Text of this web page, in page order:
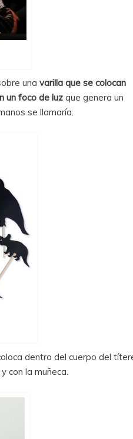
unavarilla que se colocan
un foco de luz que genera un
se llamaría.
dentro del cuerpo del
con la muñeca.